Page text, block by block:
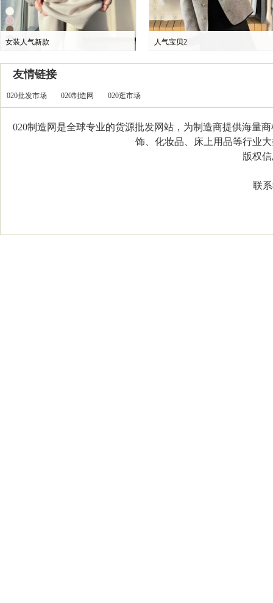
女装人气新款 人气宝贝2
友情链接
020批发市场 020制造网 020逛市场
020制造网是全球专业的货源批发网站，为制造商提供海量
饰、化妆品、床上用品等行业
版权信
联